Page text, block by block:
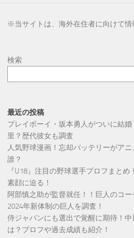
※当サイトは、海外在住者に向けて情
検索
最近の投稿
プレイボーイ・坂本勇人がついに結
里？歴代彼女も調査
人気野球漫画！忘却バッテリーがア
誰？
『U18』注目の野球選手プロフまと
素顔に迫る！
阿部慎之助が監督就任！！巨人のコー
2024年新体制の巨人を調査！
侍ジャパンにも選出で覚醒に期待！
は？プロフや過去成績も紹介！